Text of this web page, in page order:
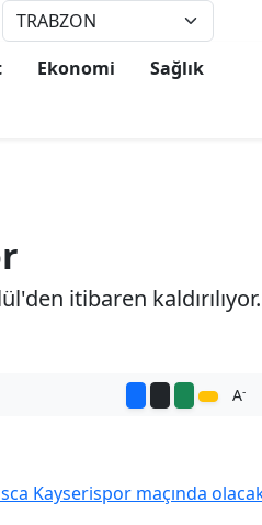
Ekonomi
Sağlık
itibaren kaldırılıyor.
A-